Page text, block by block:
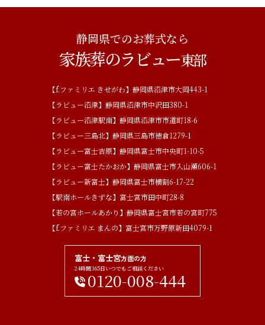
静岡県でのお葬式なら
家族葬のラビュー東部
【f.ファミリエ きせがわ】静岡県沼津市大岡443-1
【ラビュー沼津】静岡県沼津市中沢田380-1
【ラビュー沼津駅南】静岡県沼津市市道町18-6
【ラビュー三島北】静岡県三島市徳倉1279-1
【ラビュー富士吉原】静岡県富士市中央町1-10-5
【ラビュー富士たかおか】静岡県富士市入山瀬606-1
【ラビュー新富士】静岡県富士市横割6-17-22
【駅南ホールきずな】富士宮市田中町28-8
【若の宮ホールあかり】静岡県富士宮市若の宮町775
【f.ファミリエ まんの】富士宮市万野原新田4079-1
富士・富士宮方面の方
24時間365日いつでもご相談ください
0120-008-444